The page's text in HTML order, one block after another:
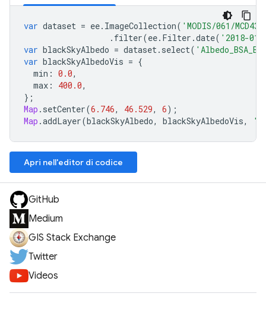
var dataset = ee. ImageCollection( 'MODIS/061/
. filter(ee. Filter .date( '2018-
var blackSkyAlbedo = dataset. select(
var blackSkyAlbedoVis = {
min : 0.0,
max : 400.0,
};
Map . setCenter(6.746, 46.529, 6);
Map .addLayer(blackSkyAlbedo, blackSkyAlbedoVis,
Apri nell'editor di codice
GitHub
Medium
GIS Stack Exchange
Twitter
Videos